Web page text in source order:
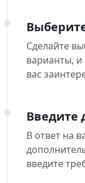
Сделайте
варианты,
вас
Введите
В ответ на
введите